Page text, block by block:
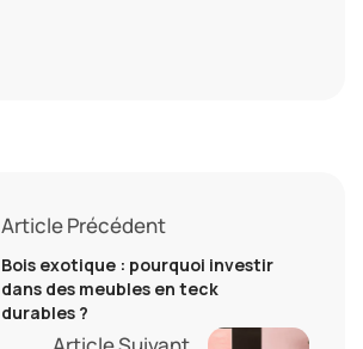
Article Précédent
Bois exotique : pourquoi investir
dans des meubles en teck
durables ?